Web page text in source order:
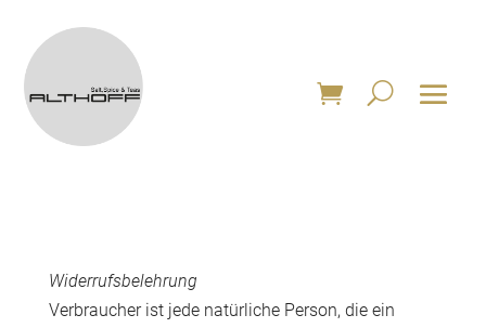
Widerrufsbelehrung
Verbraucher ist jede natürliche Person, die ein